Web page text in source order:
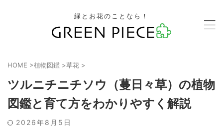
緑とお花のことなら！
HOME >植物図鑑 >草花 >
ツルニチニチソウ（蔓日々草）の植物
図鑑と育て方をわかりやすく解説
2026年8月5日